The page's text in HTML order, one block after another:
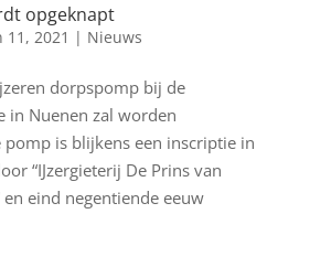
opgeknapt
11, 2021 | Nieuws
dorpspomp bij de
in Nuenen zal worden
pomp is blijkens een inscriptie in
“IJzergieterij De Prins van
en eind negentiende eeuw